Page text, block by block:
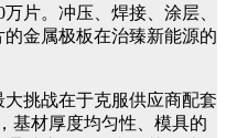
片。冲压、焊接、涂层、
金属极板在治臻新能源的
挑战在于克服供应商配套
基材厚度均匀性、模具的